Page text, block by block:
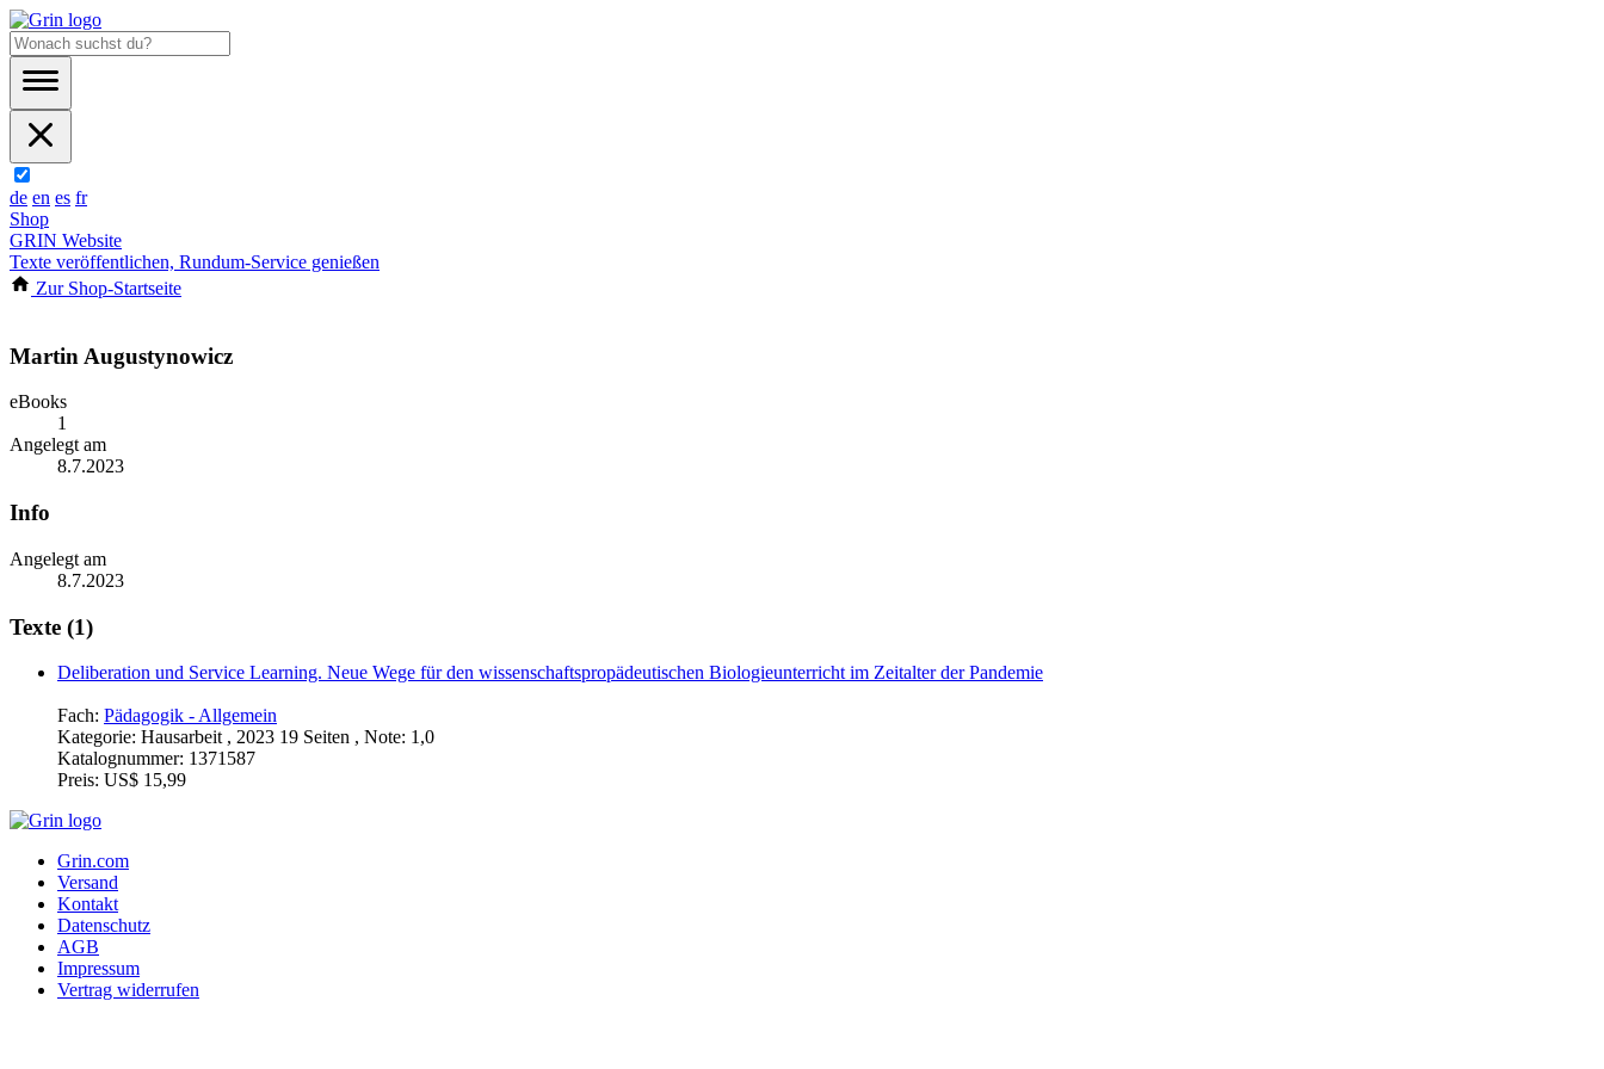
de en es fr
Shop
GRIN Website
Texte veröffentlichen, Rundum-Service genießen
Zur Shop-Startseite
Martin Augustynowicz
eBooks
1
Angelegt am
8.7.2023
Info
Angelegt am
8.7.2023
Texte (1)
Deliberation und Service Learning. Neue Wege für den wissenschaftspropädeutischen Biologieunterricht im Zeitalter der Pandemie
Fach: Pädagogik - Allgemein
Kategorie: Hausarbeit , 2023 19 Seiten , Note: 1,0
Katalognummer: 1371587
Preis: US$ 15,99
Grin.com
Versand
Kontakt
Datenschutz
AGB
Impressum
Vertrag widerrufen